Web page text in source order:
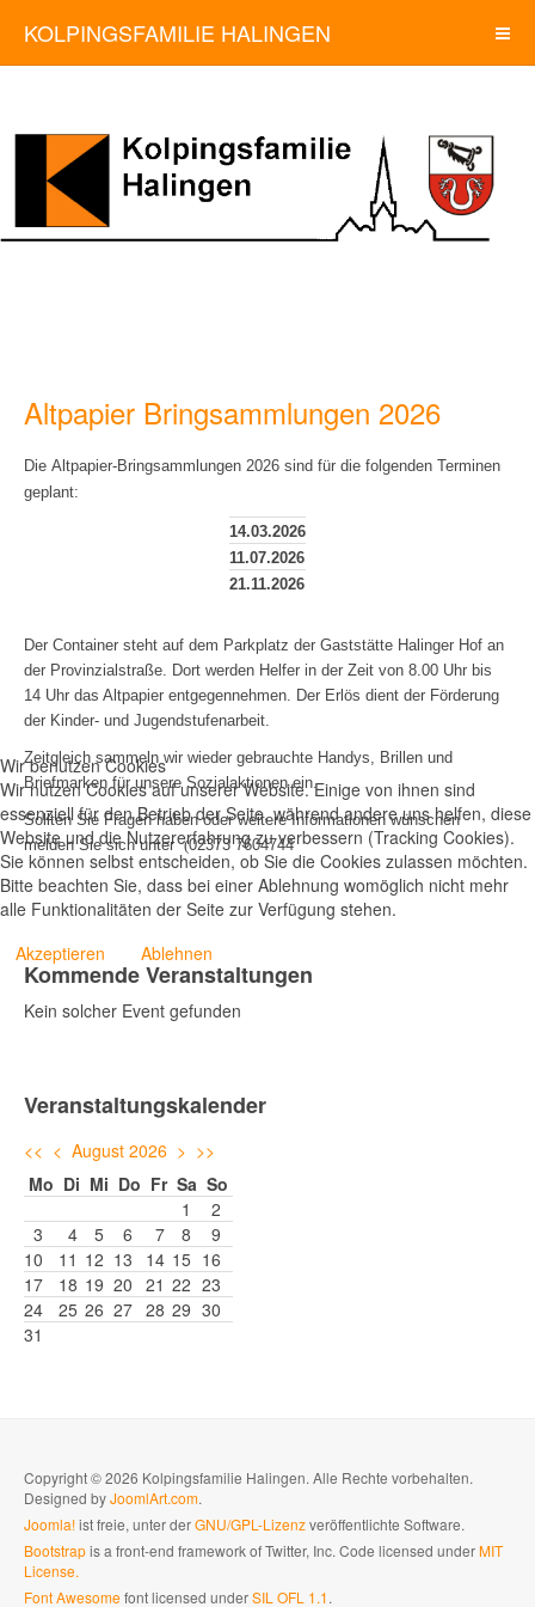
KOLPINGSFAMILIE HALINGEN
Altpapier Bringsammlungen 2026
Die Altpapier-Bringsammlungen 2026 sind für die folgenden Terminen
geplant:
14.03.2026
11.07.2026
21.11.2026
Der Container steht auf dem Parkplatz der Gaststätte Halinger Hof an
der Provinzialstraße. Dort werden Helfer in der Zeit von 8.00 Uhr bis
14 Uhr das Altpapier entgegennehmen. Der Erlös dient der Förderung
der Kinder- und Jugendstufenarbeit.
Zeitgleich sammeln wir wieder gebrauchte Handys, Brillen und
Briefmarken für unsere Sozialaktionen ein.
Sollten Sie Fragen haben oder weitere Informationen wünschen
melden Sie sich unter(02373 7604744
Kommende Veranstaltungen
Kein solcher Event gefunden
Veranstaltungskalender
<< < August 2026 > >>
Mo Di Mi Do Fr Sa So
1
2
3
4 5 6 7 8
9
10
11 12 13 14 15 16
17
18 19 20 21 22 23
24
25 26 27 28 29 30
31
Copyright © 2026 Kolpingsfamilie Halingen. Alle Rechte vorbehalten.
Designed byJoomlArt.com.
Joomla!ist freie, unter derGNU/GPL-Lizenzveröffentlichte Software.
Bootstrapis a front-end framework of Twitter, Inc. Code licensed underMIT
License.
Font Awesomefont licensed underSIL OFL 1.1.
Wir benutzen Cookies
Wir nutzen Cookies auf unserer Website. Einige von ihnen sind
essenziell für den Betrieb der Seite, während andere uns helfen, diese
Website und die Nutzererfahrung zu verbessern (Tracking Cookies).
Sie können selbst entscheiden, ob Sie die Cookies zulassen möchten.
Bitte beachten Sie, dass bei einer Ablehnung womöglich nicht mehr
alle Funktionalitäten der Seite zur Verfügung stehen.
Akzeptieren
Ablehnen